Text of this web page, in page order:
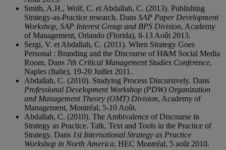
Smith, A.H., Wolf, C. et Abdallah, C. (2013). Publishing
Strategy-as-Practice research. Dans SAP Paper Development
Workshop, SAP Interest Group and BPS Division, Academy
of Management, Orlando (Florida), 8-13 Août 2013.
Sergi, V. et Abdallah, C. (2011). When Strategy Goes
Personal : Branding and the Discourse of H&M Social Media
Room. Dans 7th Critical Management Studies Conference,
Naples (Italie), 19-20 Juillet 2011.
Abdallah, C. (2010). Studying Process Discursively. Dans
Professional Development Workshop (PDW) Organization
and Management Theory (OMT) Division, Academy of
Management, Montréal, 5-10 Août.
Abdallah, C. (2010). The Ambivalence of Discourse in
Strategy as Practice. Talk, Text and Tools in the Practice of
Strategy. Dans 1st International Strategy as Practice
Workshop in North America, HEC Montréal, 5 août 2010.